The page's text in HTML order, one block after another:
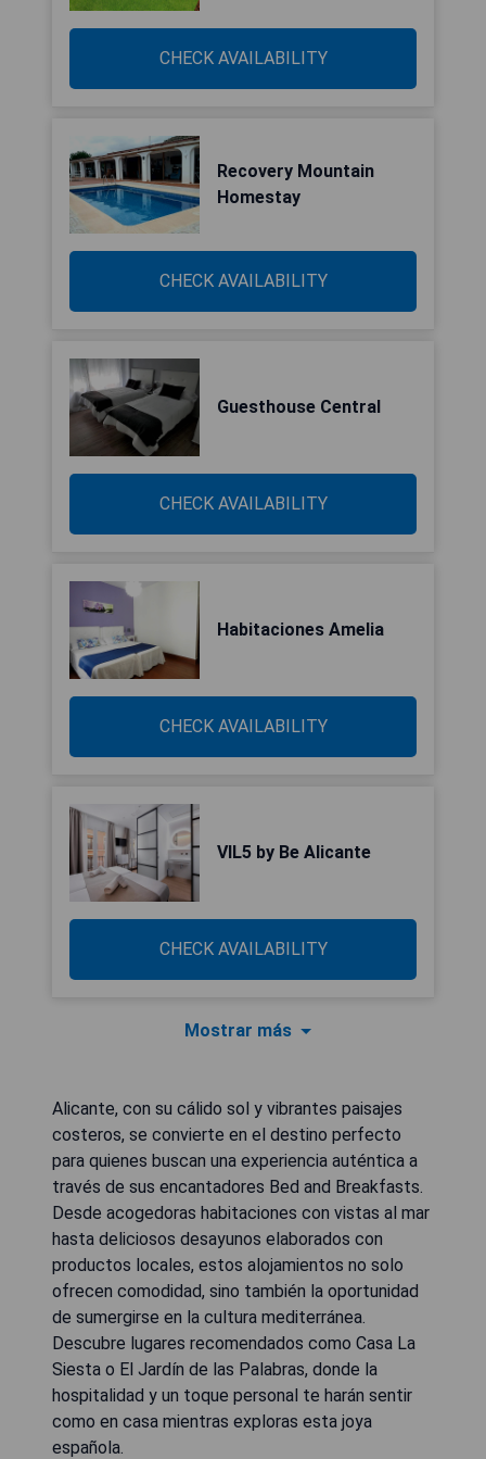
CHECK AVAILABILITY
Recovery Mountain
Homestay
CHECK AVAILABILITY
Guesthouse Central
CHECK AVAILABILITY
Habitaciones Amelia
CHECK AVAILABILITY
VIL5 by Be Alicante
CHECK AVAILABILITY
Mostrar más
Alicante, con su cálido sol y vibrantes paisajes
costeros, se convierte en el destino perfecto
para quienes buscan una experiencia auténtica a
través de sus encantadores Bed and Breakfasts.
Desde acogedoras habitaciones con vistas al mar
hasta deliciosos desayunos elaborados con
productos locales, estos alojamientos no solo
ofrecen comodidad, sino también la oportunidad
de sumergirse en la cultura mediterránea.
Descubre lugares recomendados como Casa La
Siesta o El Jardín de las Palabras, donde la
hospitalidad y un toque personal te harán sentir
como en casa mientras exploras esta joya
española.